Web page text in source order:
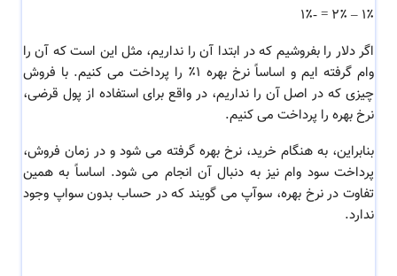
1٪ – 2٪ = -1٪
اگر دلار را بفروشیم که در ابتدا آن را نداریم، مثل این است که آن را
وام گرفته ایم و اساساً نرخ بهره 1٪ را پرداخت می کنیم. با فروش
چیزی که در اصل آن را نداریم، در واقع برای استفاده از پول قرضی،
نرخ بهره را پرداخت می کنیم.
بنابراین، به هنگام خرید، نرخ بهره گرفته می شود و در زمان فروش،
پرداخت سود وام نیز به دنبال آن انجام می شود. اساساً به همین
تفاوت در نرخ بهره، سوآپ می گویند که در حساب بدون سواپ وجود
ندارد.